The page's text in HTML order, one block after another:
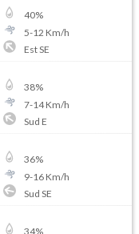
40%
5-12 Km/h
Est SE
38%
7-14Km/h
Sud E
36%
9-16Km/h
Sud SE
34%